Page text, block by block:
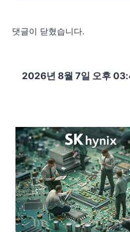
댓글이 닫혔습니다.
2026년 8월 7일 오후